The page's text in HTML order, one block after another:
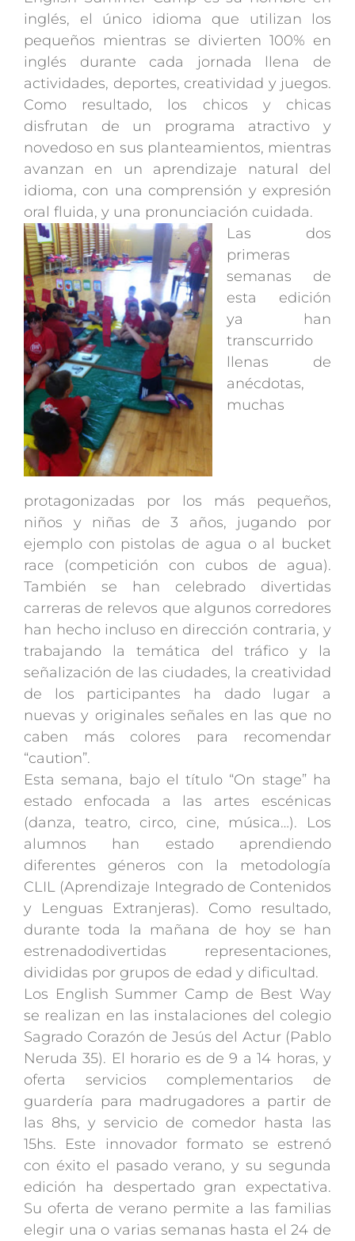
inglés, el único idioma que utilizan los
pequeños mientras se divierten 100% en
inglés durante cada jornada llena de
actividades, deportes, creatividad y juegos.
Como resultado, los chicos y chicas
disfrutan de un programa atractivo y
novedoso en sus planteamientos, mientras
avanzan en un aprendizaje natural del
idioma, con una comprensión y expresión
oral fluida, y una pronunciación cuidada.
Las dos
primeras
semanas de
esta edición
ya han
transcurrido
llenas de
anécdotas,
muchas
protagonizadas por los más pequeños,
niños y niñas de 3 años, jugando por
ejemplo con pistolas de agua o al bucket
race (competición con cubos de agua).
También se han celebrado divertidas
carreras de relevos que algunos corredores
han hecho incluso en dirección contraria, y
trabajando la temática del tráfico y la
señalización de las ciudades, la creatividad
de los participantes ha dado lugar a
nuevas y originales señales en las que no
caben más colores para recomendar
“caution”.
Esta semana, bajo el título “On stage” ha
estado enfocada a las artes escénicas
(danza, teatro, circo, cine, música…). Los
alumnos han estado aprendiendo
diferentes géneros con la metodología
CLIL (Aprendizaje Integrado de Contenidos
y Lenguas Extranjeras). Como resultado,
durante toda la mañana de hoy se han
estrenadodivertidas representaciones,
divididas por grupos de edad y dificultad.
Los English Summer Camp de Best Way
se realizan en las instalaciones del colegio
Sagrado Corazón de Jesús del Actur (Pablo
Neruda 35). El horario es de 9 a 14 horas, y
oferta servicios complementarios de
guardería para madrugadores a partir de
las 8hs, y servicio de comedor hasta las
15hs. Este innovador formato se estrenó
con éxito el pasado verano, y su segunda
edición ha despertado gran expectativa.
Su oferta de verano permite a las familias
elegir una o varias semanas hasta el 24 de